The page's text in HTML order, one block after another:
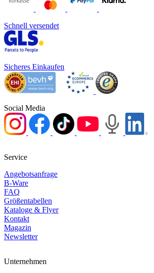
Schnell versendet
Sicheres Einkaufen
Social Media
Service
Angebotsanfrage
B-Ware
FAQ
Größentabellen
Kataloge & Flyer
Kontakt
Magazin
Newsletter
Unternehmen